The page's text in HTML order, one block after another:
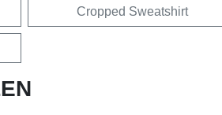
Cropped Sweatshirt